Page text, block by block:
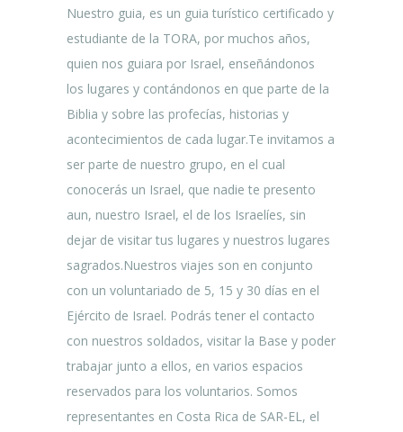
Nuestro guia, es un guia turístico certificado y
estudiante de la TORA, por muchos años,
quien nos guiara por Israel, enseñándonos
los lugares y contándonos en que parte de la
Biblia y sobre las profecías, historias y
acontecimientos de cada lugar.Te invitamos a
ser parte de nuestro grupo, en el cual
conocerás un Israel, que nadie te presento
aun, nuestro Israel, el de los Israelíes, sin
dejar de visitar tus lugares y nuestros lugares
sagrados.Nuestros viajes son en conjunto
con un voluntariado de 5, 15 y 30 días en el
Ejército de Israel. Podrás tener el contacto
con nuestros soldados, visitar la Base y poder
trabajar junto a ellos, en varios espacios
reservados para los voluntarios. Somos
representantes en Costa Rica de SAR-EL, el